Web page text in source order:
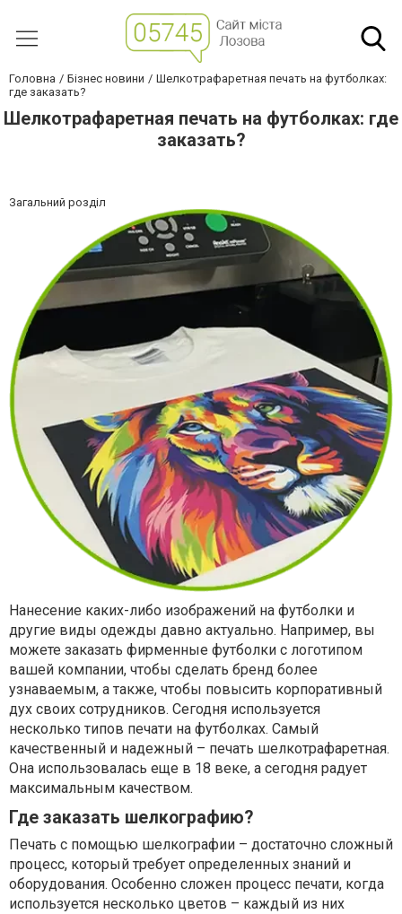
Головна Бізнес новини
Шелкотрафаретная печать на футболках:
где заказать?
Шелкотрафаретная печать на футболках: где
заказать?
Загальний розділ
Нанесение каких-либо изображений на футболки и
другие виды одежды давно актуально. Например, вы
можете заказать фирменные футболки с логотипом
вашей компании, чтобы сделать бренд более
узнаваемым, а также, чтобы повысить корпоративный
дух своих сотрудников. Сегодня используется
несколько типов печати на футболках. Самый
качественный и надежный – печать шелкотрафаретная.
Она использовалась еще в 18 веке, а сегодня радует
максимальным качеством.
Где заказать шелкографию?
Печать с помощью шелкографии – достаточно сложный
процесс, который требует определенных знаний и
оборудования. Особенно сложен процесс печати, когда
используется несколько цветов – каждый из них